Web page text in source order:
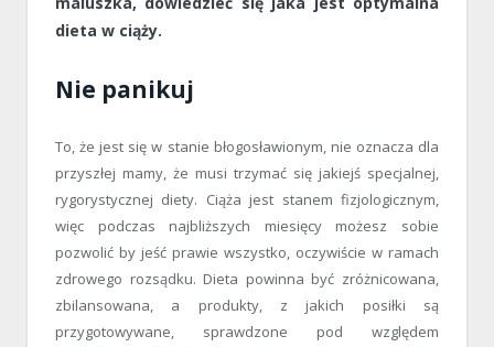
dieta w ciąży.
Nie panikuj
To, że jest się w stanie błogosławionym, nie oznacza dla
przyszłej mamy, że musi trzymać się jakiejś specjalnej,
rygorystycznej diety. Ciąża jest stanem fizjologicznym,
więc podczas najbliższych miesięcy możesz sobie
pozwolić by jeść prawie wszystko, oczywiście w ramach
zdrowego rozsądku. Dieta powinna być zróżnicowana,
zbilansowana, a produkty, z jakich posiłki są
przygotowywane, sprawdzone pod względem